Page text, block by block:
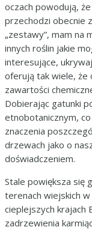
oczach powodują,
przechodzi obecnie
„zestawy”, mam na
innych roślin jakie
interesujące,
oferują tak wiele, że
zawartości
Dobierając gatunki
etnobotanicznym,
znaczenia
drzewach jako o
doświadczeniem.
Stale powiększa się
terenach wiejskich
cieplejszych krajach
zadrzewienia